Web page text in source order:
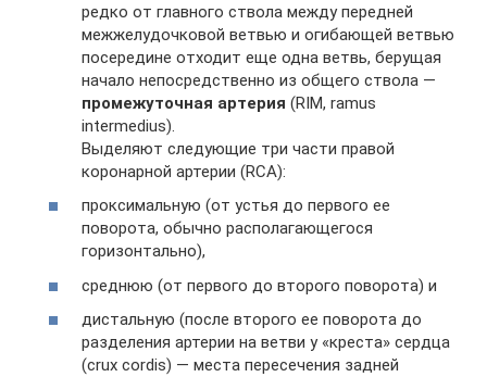
редко от главного ствола между передней
межжелудочковой ветвью и огибающей ветвью
посередине отходит еще одна ветвь, берущая
начало непосредственно из общего ствола —
промежуточная артерия (RIM, ramus
intermedius).
Выделяют следующие три части правой
коронарной артерии (RCA):
проксимальную (от устья до первого ее
поворота, обычно располагающегося
горизонтально),
среднюю (от первого до второго поворота) и
дистальную (после второго ее поворота до
разделения артерии на ветви у «креста» сердца
(crux cordis) — места пересечения задней